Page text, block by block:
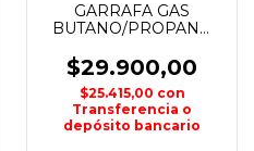
GARRAFA GAS
BUTANO/PROPANO
KOVEA
$29.900,00
$25.415,00 con
Transferencia o
depósito bancario